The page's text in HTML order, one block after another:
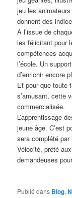
jeu les
donnent des
A l’issue de
les félicitant pour
compétences
l’école. Un
d’enrichir encore
Et pour que toute
s’amusant, cette
commercialisée.
L’apprentissage
jeune âge. C’est
sera complété par
Vélocité, prêté
demandeuses
Publié dans Blog,